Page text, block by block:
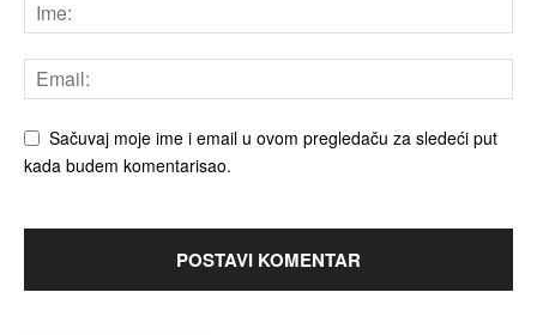
Sačuvaj moje ime i email u ovom pregledaču za sledeći put
kada budem komentarisao.